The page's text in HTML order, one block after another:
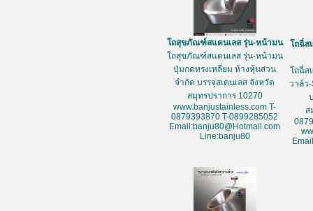
โถสุขภัณฑ์สแตนเลส รุ่น-หน้ามน
โถสุขภัณฑ์สแตนเลส รุ่น-หน้ามน
ปุ่มกดทรงเหลี่ยม ห้างหุ้นส่วน
จำกัด บรรจุสเตนเลส จังหวัด
สมุทรปราการ 10270
www.banjustainless.com T-
0879393870 T-0899285052
Email:banju80@Hotmail.com
Line:banju80
โถฉี่ส
โถฉี่ส
วาล์ว
ส